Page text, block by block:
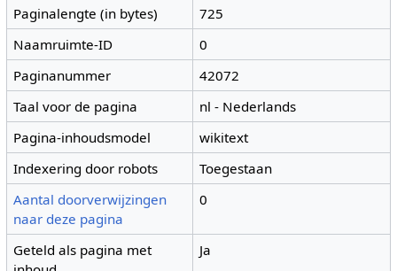
Paginalengte (in bytes)
725
Naamruimte-ID
0
Paginanummer
42072
Taal voor de pagina
nl - Nederlands
Pagina-inhoudsmodel
wikitext
Indexering door robots
Toegestaan
Aantal doorverwijzingen
naar deze pagina
0
Geteld als pagina met
Ja